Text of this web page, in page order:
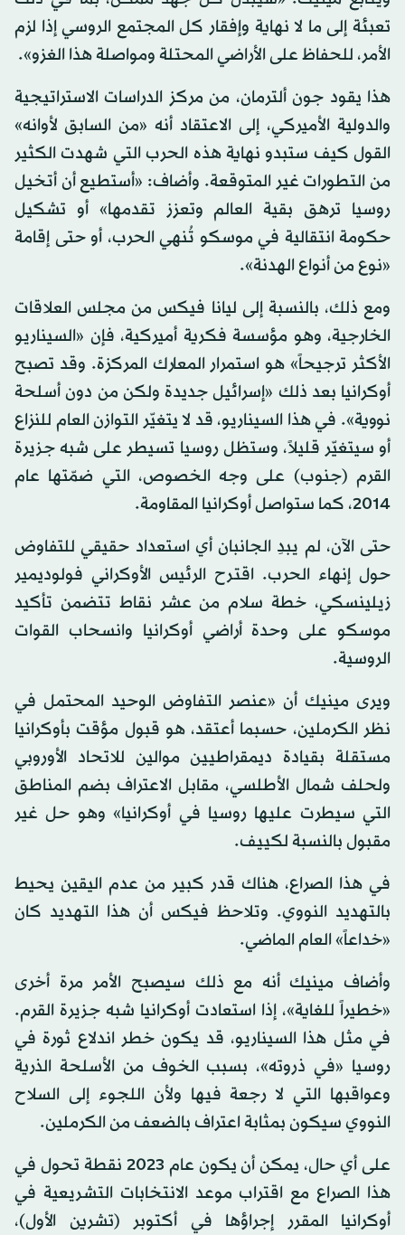
تعبئة إلى ما لا نهاية وإفقار كل المجتمع الروسي إذا لزم
الأمر، للحفاظ على الأراضي المحتلة ومواصلة هذا الغزو».
هذا يقود جون ألترمان، من مركز الدراسات الاستراتيجية
والدولية الأميركي، إلى الاعتقاد أنه «من السابق لأوانه»
القول كيف ستبدو نهاية هذه الحرب التي شهدت الكثير
من التطورات غير المتوقعة. وأضاف: «أستطيع أن أتخيل
روسيا ترهق بقية العالم وتعزز تقدمها» أو تشكيل
حكومة انتقالية في موسكو تُنهي الحرب، أو حتى إقامة
«نوع من أنواع الهدنة».
ومع ذلك، بالنسبة إلى ليانا فيكس من مجلس العلاقات
الخارجية، وهو مؤسسة فكرية أميركية، فإن «السيناريو
الأكثر ترجيحاً» هو استمرار المعارك المركزة. وقد تصبح
أوكرانيا بعد ذلك «إسرائيل جديدة ولكن من دون أسلحة
نووية». في هذا السيناريو، قد لا يتغيّر التوازن العام للنزاع
أو سيتغيّر قليلاً، وستظل روسيا تسيطر على شبه جزيرة
القرم (جنوب) على وجه الخصوص، التي ضمّتها عام
2014، كما ستواصل أوكرانيا المقاومة.
حتى الآن، لم يبدِ الجانبان أي استعداد حقيقي للتفاوض
حول إنهاء الحرب. اقترح الرئيس الأوكراني فولوديمير
زيلينسكي، خطة سلام من عشر نقاط تتضمن تأكيد
موسكو على وحدة أراضي أوكرانيا وانسحاب القوات
الروسية.
ويرى مينيك أن «عنصر التفاوض الوحيد المحتمل في
نظر الكرملين، حسبما أعتقد، هو قبول مؤقت بأوكرانيا
مستقلة بقيادة ديمقراطيين موالين للاتحاد الأوروبي
ولحلف شمال الأطلسي، مقابل الاعتراف بضم المناطق
التي سيطرت عليها روسيا في أوكرانيا» وهو حل غير
مقبول بالنسبة لكييف.
في هذا الصراع، هناك قدر كبير من عدم اليقين يحيط
بالتهديد النووي. وتلاحظ فيكس أن هذا التهديد كان
«خداعاً» العام الماضي.
وأضاف مينيك أنه مع ذلك سيصبح الأمر مرة أخرى
«خطيراً للغاية»، إذا استعادت أوكرانيا شبه جزيرة القرم.
في مثل هذا السيناريو، قد يكون خطر اندلاع ثورة في
روسيا «في ذروته»، بسبب الخوف من الأسلحة الذرية
وعواقبها التي لا رجعة فيها ولأن اللجوء إلى السلاح
النووي سيكون بمثابة اعتراف بالضعف من الكرملين.
على أي حال، يمكن أن يكون عام 2023 نقطة تحول في
هذا الصراع مع اقتراب موعد الانتخابات التشريعية في
أوكرانيا المقرر إجراؤها في أكتوبر (تشرين الأول)،